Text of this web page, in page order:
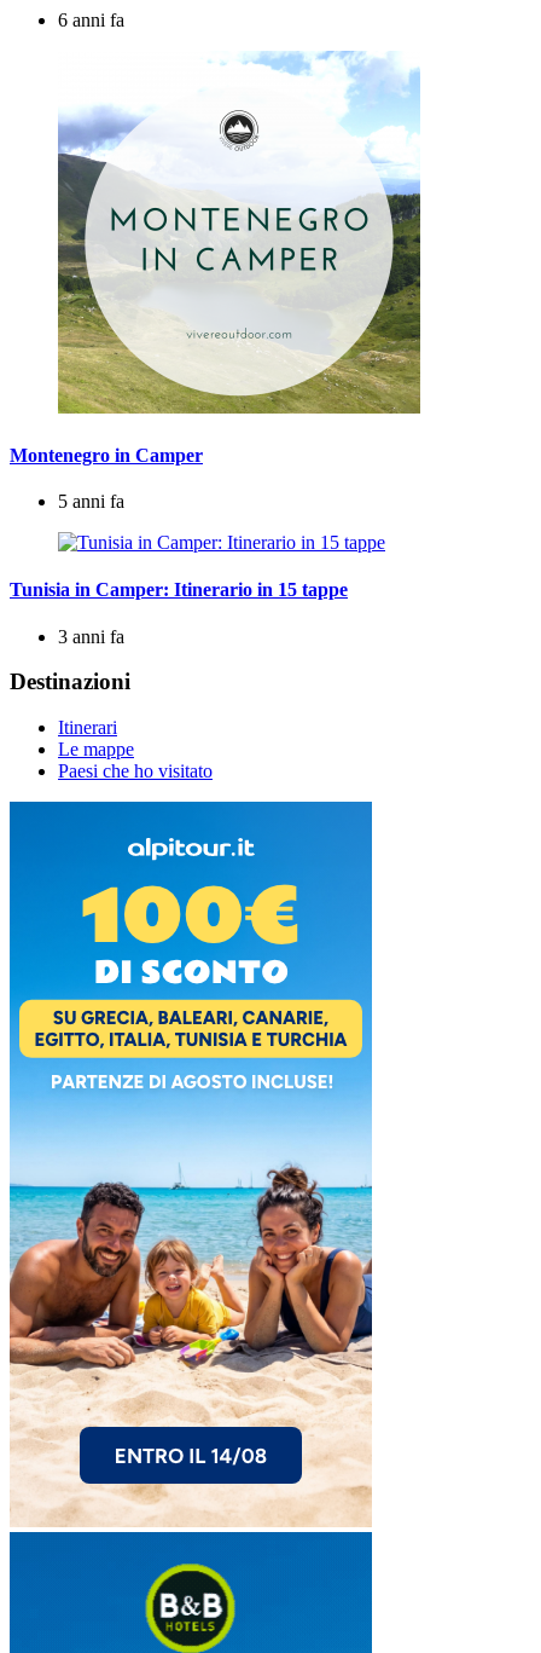
6 anni fa
Montenegro in Camper
5 anni fa
Tunisia in Camper: Itinerario in 15 tappe
3 anni fa
Destinazioni
Itinerari
Le mappe
Paesi che ho visitato